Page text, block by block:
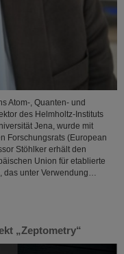
Atom-, Quanten- und
des Helmholtz-Instituts
Jena, wurde mit
Forschungsrats (European
Stöhlker erhält den
Union für etablierte
das unter Verwendung…
„Zeptometry“